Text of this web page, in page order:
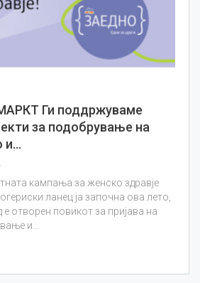
Ги поддржуваме
за подобрување на
и…
кампања за женско здравје
ланец ја започна ова лето,
е отворен повикот за пријава на
и…